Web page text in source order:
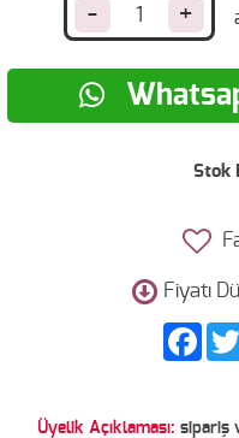
- +
Stok
Fiyatı
Üyelik Açıklaması: sipariş